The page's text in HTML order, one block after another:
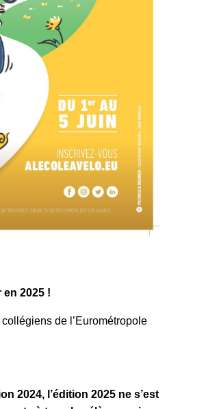
en 2025 !
de l’Eurométropole
2024, l’édition 2025 ne s’est